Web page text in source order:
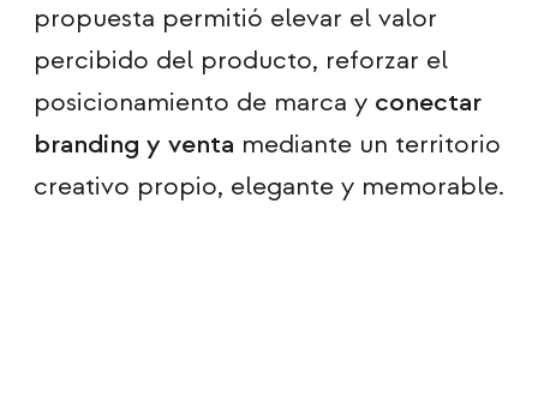
propuesta permitió elevar el valor
percibido del producto, reforzar el
posicionamiento de marca y conectar
branding y venta mediante un territorio
creativo propio, elegante y memorable.